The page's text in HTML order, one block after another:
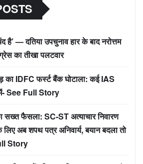
है’ — दतिया उपचुनाव हार के बाद नरोत्तम
का तीखा पलटवार
का IDFC फर्स्ट बैंक घोटाला: कई IAS
See Full Story
सख्त फैसला: SC-ST अत्याचार निवारण
अब शपथ पत्र अनिवार्य, बयान बदला तो
Story